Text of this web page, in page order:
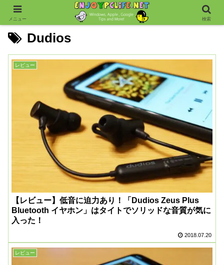
Dudios
レビュー
【レビュー】低音に迫力あり！「Dudios Zeus Plus
Bluetooth イヤホン」はタイトでソリッドな音質が気に
入った！
2018.07.20
レビュー
メニュー 検索